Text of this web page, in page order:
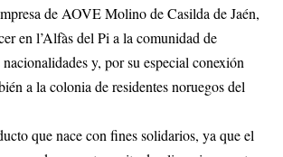
de AOVE Molino de Casilda de Jaén,
en l’Alfàs del Pi a la comunidad de
nacionalidades y, por su especial conexión
a la colonia de residentes noruegos del
que nace con fines solidarios, ya que el